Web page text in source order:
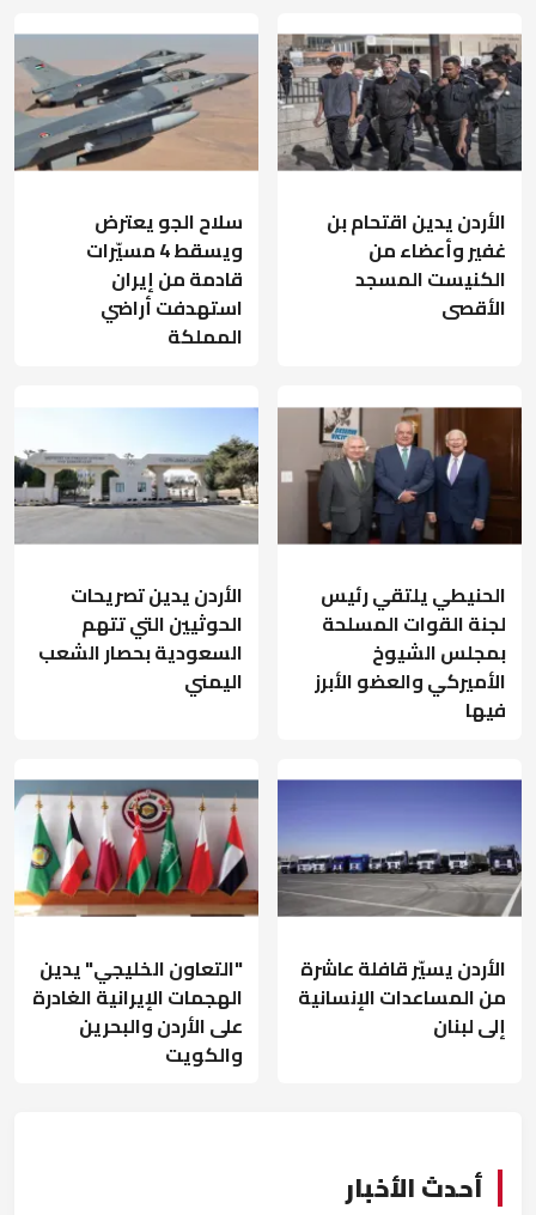
الأردن يدين اقتحام بن
غفير وأعضاء من
الكنيست المسجد
الأقصى
سلاح الجو يعترض
ويسقط 4 مسيّرات
قادمة من إيران
استهدفت أراضي
المملكة
الحنيطي يلتقي رئيس
لجنة القوات المسلحة
بمجلس الشيوخ
الأميركي والعضو الأبرز
فيها
الأردن يدين تصريحات
الحوثيين التي تتهم
السعودية بحصار الشعب
اليمني
الأردن يسيّر قافلة عاشرة
من المساعدات الإنسانية
إلى لبنان
"التعاون الخليجي" يدين
الهجمات الإيرانية الغادرة
على الأردن والبحرين
والكويت
أحدث الأخبار